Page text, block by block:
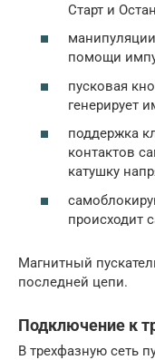
Старт и
помощи
пусковая
генерирует
поддержка
контактов
катушку
происходит
Магнитный
последней цепи.
Подключение к
В трехфазную сеть